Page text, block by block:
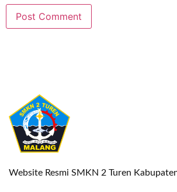
Website Resmi SMKN 2 Turen